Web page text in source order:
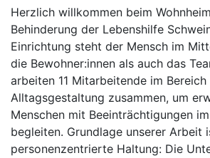
Herzlich willkommen beim
Behinderung der Lebenshilfe
Einrichtung steht der Mensch im
die Bewohner:innen als auch das
arbeiten 11 Mitarbeitende im
Alltagsgestaltung zusammen, um
Menschen mit Beeinträchtigungen
begleiten. Grundlage unserer Arbeit
personenzentrierte Haltung: Die